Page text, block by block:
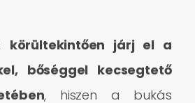
körültekintően járj el a
bőséggel kecsegtető
, hiszen a bukás